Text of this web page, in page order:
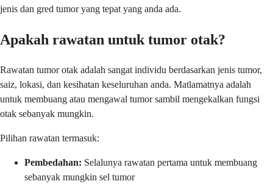
jenis dan gred tumor yang tepat yang anda ada.
Apakah rawatan untuk tumor otak?
Rawatan tumor otak adalah sangat individu berdasarkan jenis tumor,
saiz, lokasi, dan kesihatan keseluruhan anda. Matlamatnya adalah
untuk membuang atau mengawal tumor sambil mengekalkan fungsi
otak sebanyak mungkin.
Pilihan rawatan termasuk:
Pembedahan: Selalunya rawatan pertama untuk membuang
sebanyak mungkin sel tumor